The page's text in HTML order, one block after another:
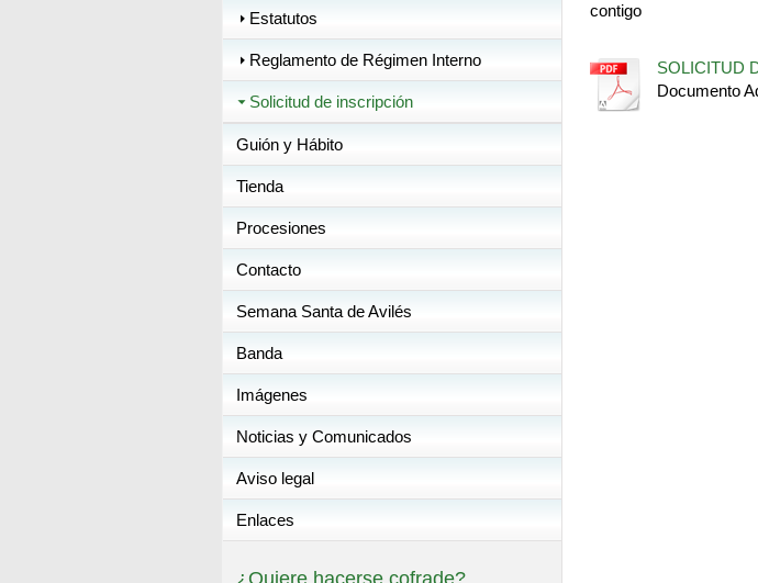
Estatutos
Reglamento de Régimen Interno
Solicitud de inscripción
Guión y Hábito
Tienda
Procesiones
Contacto
Semana Santa de Avilés
Banda
Imágenes
Noticias y Comunicados
Aviso legal
Enlaces
¿Quiere hacerse cofrade?
contigo
SOLICITUD
Documento